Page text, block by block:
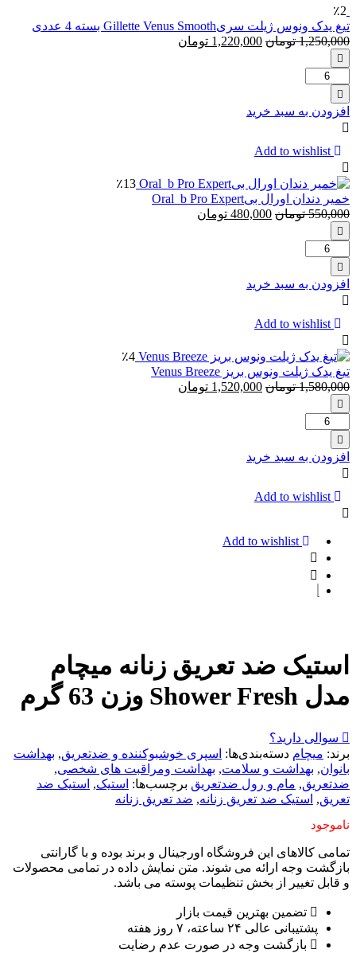
٪2
تیغ یدک ونوس ژیلت سریGillette Venus Smooth بسته 4 عددی
1,250,000 تومان 1,220,000 تومان
تعداد:
تیغ
یدک
ونوس
ژیلت
سریGillette
Venus
Smooth
بسته
4
عددی
افزودن به سبد خرید
Add to wishlist
٪13
خمیر دندان اورال بیOral_b Pro Expert
550,000 تومان 480,000 تومان
تعداد:
خمیر
دندان
اورال
Pro
Expert
افزودن به سبد خرید
Add to wishlist
٪4
تیغ یدک ژیلت ونوس بریز Venus Breeze
1,580,000 تومان 1,520,000 تومان
تعداد:
تیغ
یدک
ژیلت
ونوس
بریز
Venus
افزودن به سبد خرید
Add to wishlist
Add to wishlist
استیک ضد تعریق زنانه میچام
مدل Shower Fresh وزن 63 گرم
سوالی دارید؟
برند: میچام دسته‌بندی‌ها: اسپری خوشبوکننده و ضدتعریق, بهداشت
بانوان, بهداشت و سلامت, بهداشت ومراقبت های شخصی,
ضدتعریق, مام و رول ضدتعریق برچسب‌ها: استیک, استیک ضد
تعریق, استیک ضد تعریق زنانه, ضد تعریق زنانه
ناموجود
تمامی کالاهای این فروشگاه اورجینال و برند بوده و با گارانتی
بازگشت وجه ارائه می شوند. متن نمایش داده در تمامی محصولات
و قابل تغییر از بخش تنظیمات پوسته می باشد.
تضمین بهترین قیمت بازار
پشتیبانی عالی ۲۴ ساعته، ۷ روز هفته
بازگشت وجه در صورت عدم رضایت